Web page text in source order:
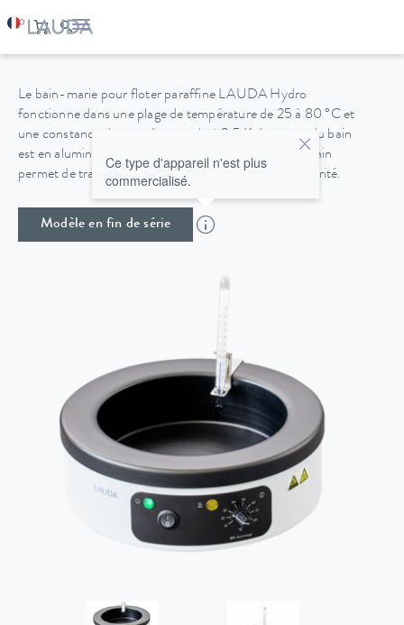
HYDRO H 2 P
Le bain-marie pour floter paraffine LAUDA Hydro
fonctionne dans une plage de température de 25 à 80 °C et
une constance de température de ±0,5 K. Le corps du bain
est en aluminium anodisé noir. La faible hauteur du bain
permet de travailler confortablement et en toute sécurité.
Modèle en fin de série
Ce type d'appareil n'est plus
commercialisé.